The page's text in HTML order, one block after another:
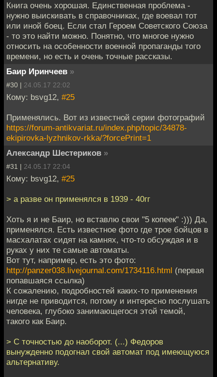
Книга очень хорошая. Единственная проблема -
нужно выискивать в справочниках, где воевал тот
или иной боец. Если стал Героем Советского Союза
- то это найти можно. Понятно, что многое нужно
относить на особенности военной пропаганды того
времени, но есть и очень точные рассказы.
Баир Иринчеев »
#30 | 24.05.17 22:02
Кому: bsvg12, #25
Применялись. Вот из известной серии фотографий
https://forum-antikvariat.ru/index.php/topic/34878-
ekipirovka-lyzhnikov-rkka/?forcePrint=1
Александр Шестериков »
#31 | 24.05.17 22:04
Кому: bsvg12, #25
> а разве он применялся в 1939 - 40гг
Хоть я и не Баир, но вставлю свои "5 копеек" :))) Да,
применялся. Есть известное фото где трое бойцов в
масхалатах сидят на камнях, что-то обсуждая и в
руках у них те самые автоматы.
Вот тут, например, есть это фото:
http://panzer038.livejournal.com/1734116.html (первая
попавшаяся ссылка)
К сожалению, подробностей каких-то применения
нигде не приводится, потому и интересно послушать
человека, глубоко занимающегося этой темой,
такого как Баир.
> С точностью до наоборот. (...) Федоров
вынужденно подогнал свой автомат под имеющуюся
альтернативу.